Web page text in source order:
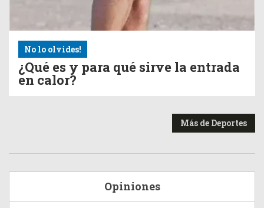
No lo olvides!
¿Qué es y para qué sirve la entrada
en calor?
Más de Deportes
Opiniones